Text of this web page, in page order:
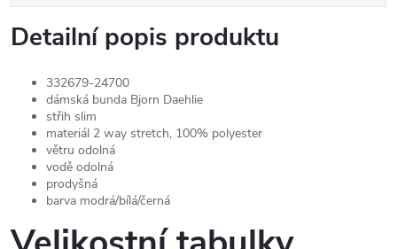
Detailní popis produktu
332679-24700
dámská bunda Bjorn Daehlie
střih slim
materiál 2 way stretch, 100% polyester
větru odolná
vodě odolná
prodyšná
barva modrá/bílá/černá